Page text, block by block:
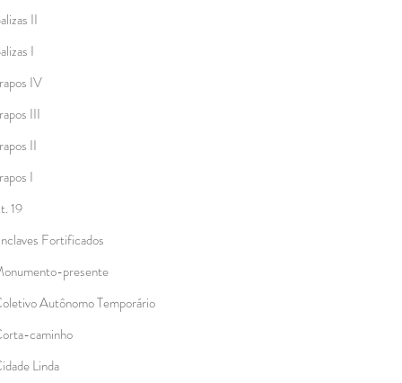
II
I
IV
III
II
I
19
Fortificados
presente
Autônomo Temporário
caminho
Linda